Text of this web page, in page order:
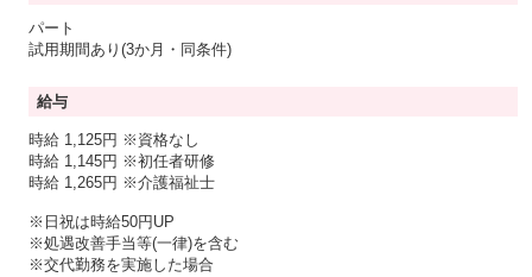
パート
試用期間あり(3か月・同条件)
給与
時給 1,125円 ※資格なし
時給 1,145円 ※初任者研修
時給 1,265円 ※介護福祉士
※日祝は時給50円UP
※処遇改善手当等(一律)を含む
※交代勤務を実施した場合